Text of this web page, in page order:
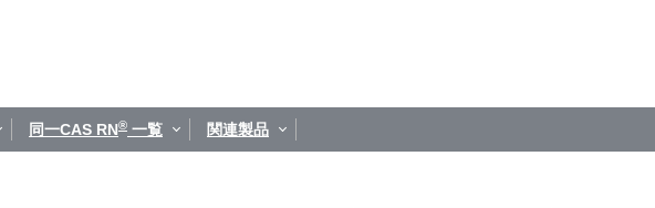
同一CAS RN® 一覧 関連製品